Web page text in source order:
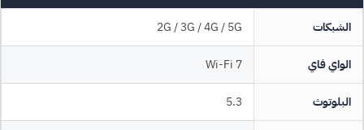
الشبكات 2G / 3G / 4G / 5G
الواي فاي Wi-Fi 7
البلوتوث 5.3